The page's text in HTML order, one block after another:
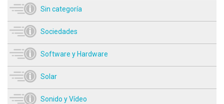
Sin categoría
Sociedades
Software y Hardware
Solar
Sonido y Vídeo